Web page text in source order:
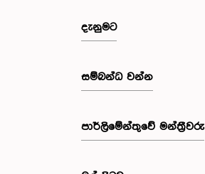
දැනුමට
සම්බන්ධ වන්න
පාර්ලි‌මේන්තුවේ මන්ත්‍රීවරු